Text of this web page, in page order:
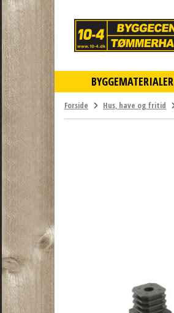
BYGGEMATERIALER
Forside Hus, have og fritid